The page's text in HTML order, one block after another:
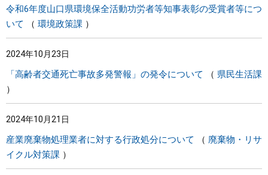
令和6年度山口県環境保全活動功労者等知事表彰の受賞者等につ
いて
環境政策課
2024年10月23日
「高齢者交通死亡事故多発警報」の発令について 県民生活課
2024年10月21日
産業廃棄物処理業者に対する行政処分について
廃棄物・リサ
イクル対策課